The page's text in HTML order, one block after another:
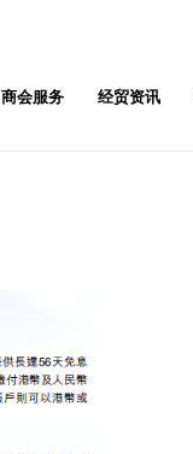
商会服务 经贸资讯